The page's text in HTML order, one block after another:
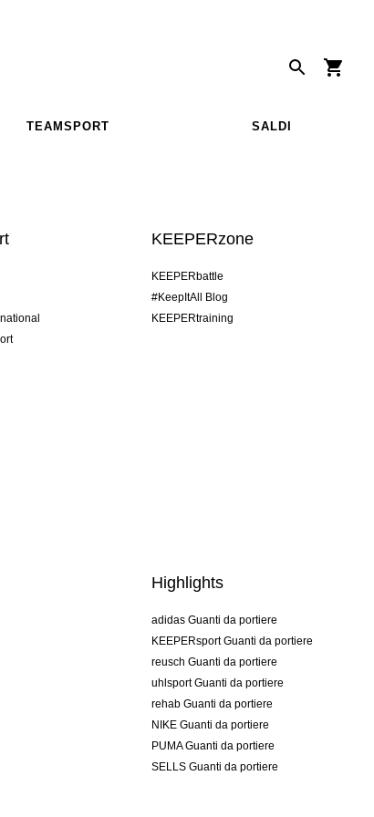
TEAMSPORT SALDI
KEEPERzone
KEEPERbattle
#KeepItAll Blog
KEEPERtraining
Highlights
adidas Guanti da portiere
KEEPERsport Guanti da portiere
reusch Guanti da portiere
uhlsport Guanti da portiere
rehab Guanti da portiere
NIKE Guanti da portiere
PUMA Guanti da portiere
SELLS Guanti da portiere